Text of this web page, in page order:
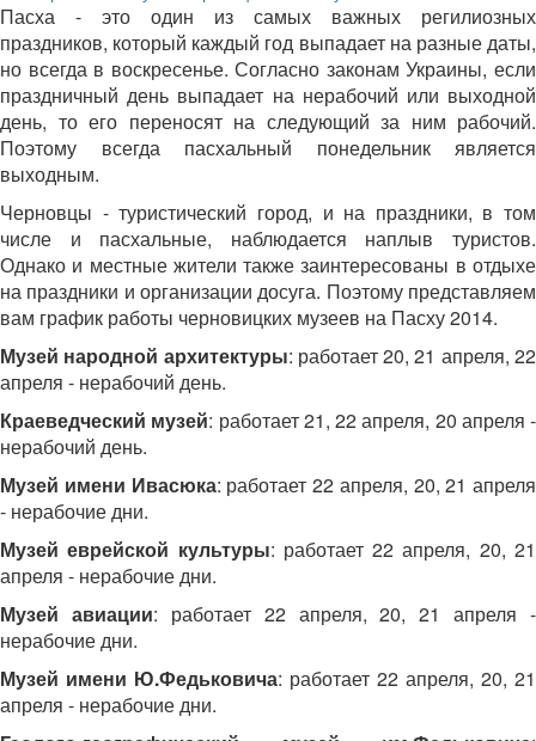
Пасха - это один из самых важных регилиозных
праздников, который каждый год выпадает на разные даты,
но всегда в воскресенье. Согласно законам Украины, если
праздничный день выпадает на нерабочий или выходной
день, то его переносят на следующий за ним рабочий.
Поэтому всегда пасхальный понедельник является
выходным.
Черновцы - туристический город, и на праздники, в том
числе и пасхальные, наблюдается наплыв туристов.
Однако и местные жители также заинтересованы в отдыхе
на праздники и организации досуга. Поэтому представляем
вам график работы черновицких музеев на Пасху 2014.
Музей народной архитектуры: работает 20, 21 апреля, 22
апреля - нерабочий день.
Краеведческий музей: работает 21, 22 апреля, 20 апреля -
нерабочий день.
Музей имени Ивасюка: работает 22 апреля, 20, 21 апреля
- нерабочие дни.
Музей еврейской культуры: работает 22 апреля, 20, 21
апреля - нерабочие дни.
Музей авиации: работает 22 апреля, 20, 21 апреля -
нерабочие дни.
Музей имени Ю.Федьковича: работает 22 апреля, 20, 21
апреля - нерабочие дни.